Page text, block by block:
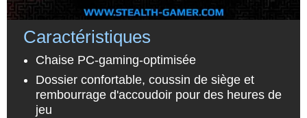
Caractéristiques
Chaise PC-gaming-optimisée
Dossier confortable, coussin de siège et
rembourrage d'accoudoir pour des heures de
jeu